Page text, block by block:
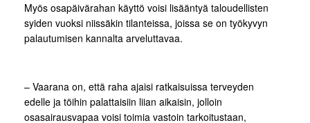
Myös osapäivärahan käyttö voisi lisääntyä taloudellisten
syiden vuoksi niissäkin tilanteissa, joissa se on työkyvyn
palautumisen kannalta arveluttavaa.
– Vaarana on, että raha ajaisi ratkaisuissa terveyden
edelle ja töihin palattaisiin liian aikaisin, jolloin
osasairausvapaa voisi toimia vastoin tarkoitustaan,